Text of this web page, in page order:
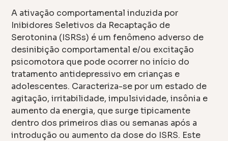
A ativação comportamental induzida por
Inibidores Seletivos da Recaptação de
Serotonina (ISRSs) é um fenômeno adverso de
desinibição comportamental e/ou excitação
psicomotora que pode ocorrer no início do
tratamento antidepressivo em crianças e
adolescentes. Caracteriza-se por um estado de
agitação, irritabilidade, impulsividade, insônia e
aumento da energia, que surge tipicamente
dentro dos primeiros dias ou semanas após a
introdução ou aumento da dose do ISRS. Este